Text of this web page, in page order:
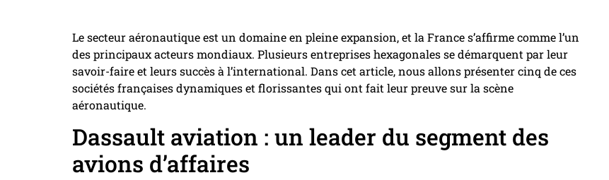
Le secteur aéronautique est un domaine en pleine expansion, et la France s’affirme comme l’un
des principaux acteurs mondiaux. Plusieurs entreprises hexagonales se démarquent par leur
savoir-faire et leurs succès à l’international. Dans cet article, nous allons présenter cinq de ces
sociétés françaises dynamiques et florissantes qui ont fait leur preuve sur la scène
aéronautique.
Dassault aviation : un leader du segment des
avions d’affaires